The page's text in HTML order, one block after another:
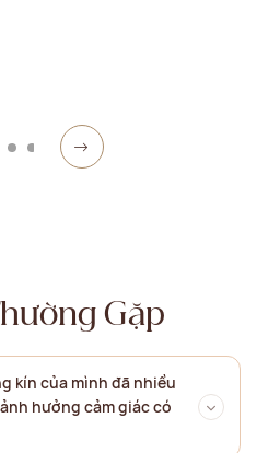
Gặp
kín của mình đã nhiều
hưởng cảm giác có